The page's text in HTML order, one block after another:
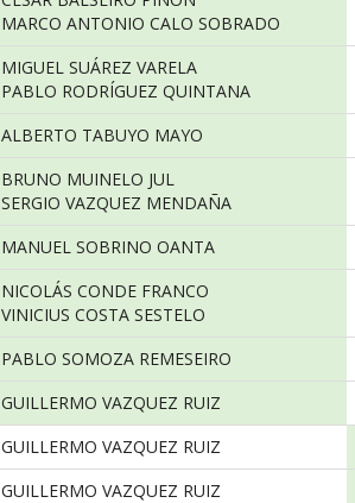
MARCO ANTONIO CALO SOBRADO
MIGUEL SUÁREZ VARELA
PABLO RODRÍGUEZ QUINTANA
ALBERTO TABUYO MAYO
BRUNO MUINELO JUL
SERGIO VAZQUEZ MENDAÑA
MANUEL SOBRINO OANTA
NICOLÁS CONDE FRANCO
VINICIUS COSTA SESTELO
PABLO SOMOZA REMESEIRO
GUILLERMO VAZQUEZ RUIZ
GUILLERMO VAZQUEZ RUIZ
GUILLERMO VAZQUEZ RUIZ